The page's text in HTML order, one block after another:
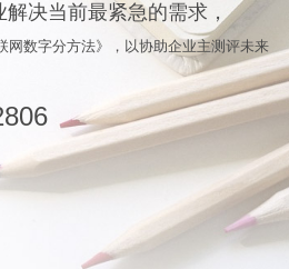
决当前最紧急的需求，
网数字分方法》，以协助企业主测评未来